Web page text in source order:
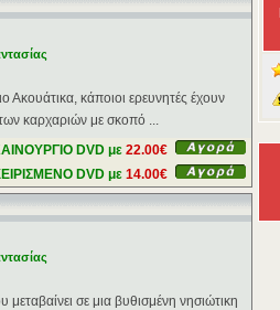
Ακουάτικα, κάποιοι ερευνητές έχουν
των καρχαριών με σκοπό ...
DVD με 22.00€
DVD με 14.00€
σε μια βυθισμένη νησιώτικη